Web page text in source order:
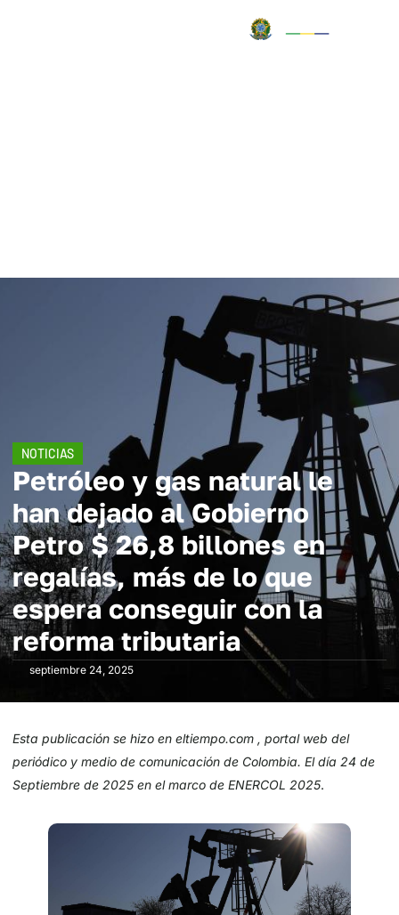
NOTICIAS
Petróleo y gas natural le
han dejado al Gobierno
Petro $ 26,8 billones en
regalías, más de lo que
espera conseguir con la
reforma tributaria
septiembre 24, 2025
Esta publicación se hizo en eltiempo.com , portal web del
periódico y medio de comunicación de Colombia. El día 24 de
Septiembre de 2025 en el marco de ENERCOL 2025.